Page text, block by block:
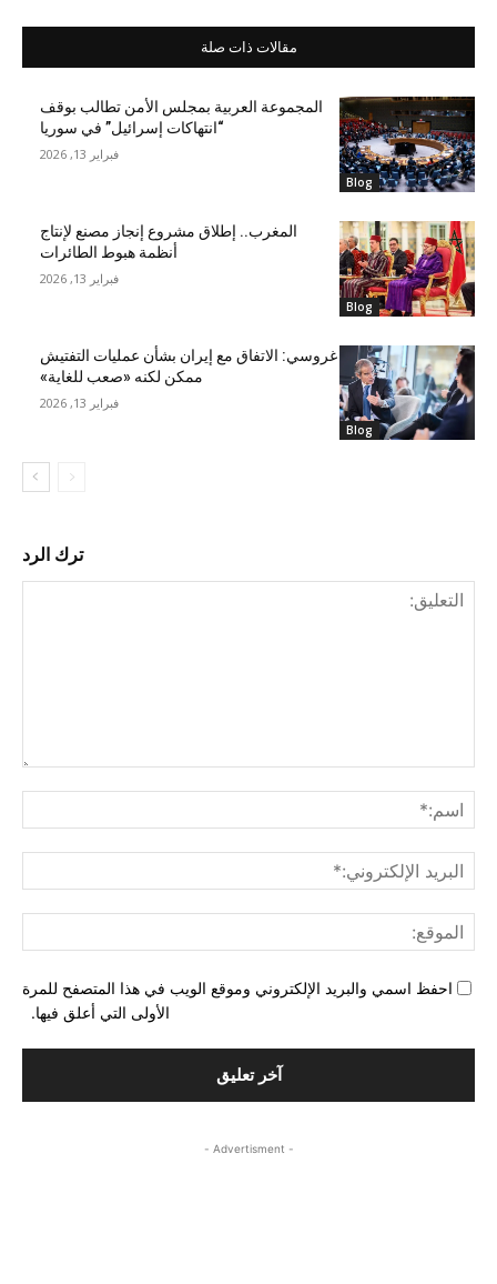
مقالات ذات صلة
Blog
المجموعة العربية بمجلس الأمن تطالب بوقف
“انتهاكات إسرائيل” في سوريا
فبراير 13, 2026
Blog
المغرب.. إطلاق مشروع إنجاز مصنع لإنتاج
أنظمة هبوط الطائرات
فبراير 13, 2026
Blog
غروسي: الاتفاق مع إيران بشأن عمليات التفتيش
ممكن لكنه «صعب للغاية»
فبراير 13, 2026
ترك الرد
احفظ اسمي والبريد الإلكتروني وموقع الويب في هذا المتصفح للمرة
الأولى التي أعلق فيها.
- Advertisment -